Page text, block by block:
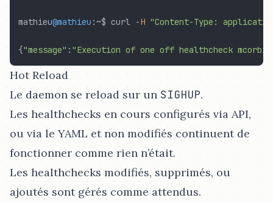
mathieu@mathieu :~$ curl -H "Content-Type:
{"message" : "Execution of one off healthcheck
Hot Reload
Le daemon se reload sur un SIGHUP.
Les healthchecks en cours configurés via API,
ou via le YAML et non modifiés continuent de
fonctionner comme rien n’était.
Les healthchecks modifiés, supprimés, ou
ajoutés sont gérés comme attendus.